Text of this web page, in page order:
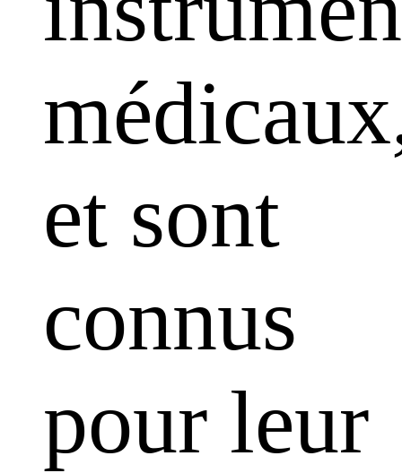
et sont
connus
pour leur